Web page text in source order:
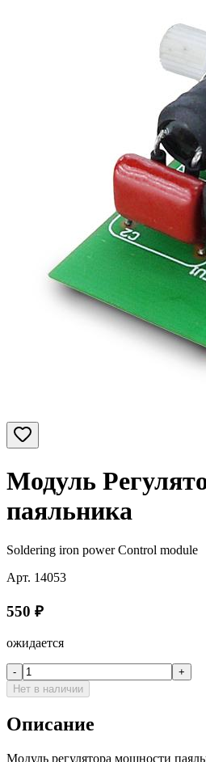
Модуль
паяльника
Soldering iron power Control module
Арт. 14053
550 ₽
ожидается
-
+
Нет в наличии
Описание
Модуль регулятора мощности